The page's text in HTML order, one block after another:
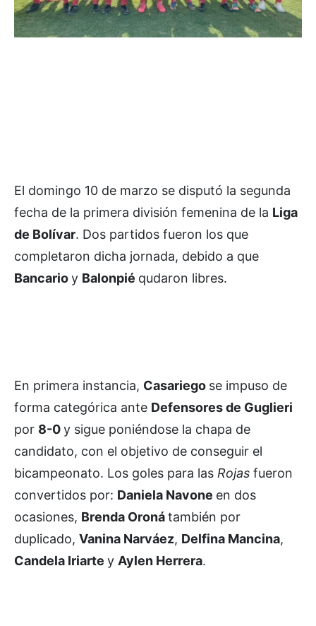
El domingo 10 de marzo se disputó la segunda
fecha de la primera división femenina de la Liga
de Bolívar. Dos partidos fueron los que
completaron dicha jornada, debido a que
Bancarioy Balonpié qudaron libres.
En primera instancia, Casariego se impuso de
forma categórica ante Defensores de Guglieri
por 8-0y sigue poniéndose la chapa de
candidato, con el objetivo de conseguir el
bicampeonato. Los goles para las Rojas fueron
convertidos por: Daniela Navone en dos
ocasiones, Brenda Oronátambién por
duplicado, Vanina Narváez, Delfina Mancina,
Candela Iriarte y Aylen Herrera.